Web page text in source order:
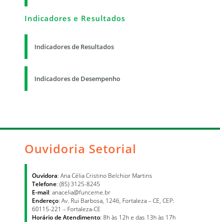
Indicadores e Resultados
Indicadores de Resultados
Indicadores de Desempenho
Ouvidoria Setorial
Ouvidora: Ana Célia Cristino Belchior Martins
Telefone: (85) 3125-8245
E-mail: anacelia@funceme.br
Endereço: Av. Rui Barbosa, 1246, Fortaleza – CE, CEP:
60115-221 – Fortaleza-CE
Horário de Atendimento: 8h às 12h e das 13h às 17h